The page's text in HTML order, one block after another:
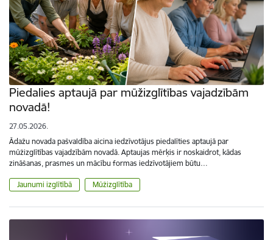
Piedalies aptaujā par mūžizglītības vajadzībām
novadā!
27.05.2026.
Ādažu novada pašvaldība aicina iedzīvotājus piedalīties aptaujā par
mūžizglītības vajadzībām novadā. Aptaujas mērķis ir noskaidrot, kādas
zināšanas, prasmes un mācību formas iedzīvotājiem būtu…
Jaunumi izglītībā Mūžizglītība